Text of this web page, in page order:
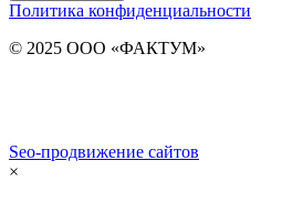
Политика конфиденциальности
© 2025 ООО «ФАКТУМ»
Seo-продвижение сайтов
×